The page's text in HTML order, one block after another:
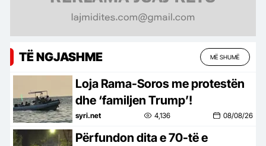
TË NGJASHME MË SHUMË
Loja Rama-Soros me protestën
dhe ‘familjen Trump’!
syri.net 4,136 08/08/26
Përfundon dita e 70-të e